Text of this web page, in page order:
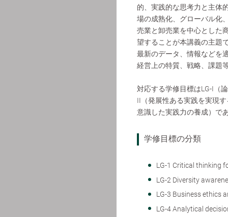
的、実践的な思考力と主体
場の成熟化、グローバル化
売業と卸売業を中心とした
望することが本講義の主題
最新のデータ、情報などを
経営上の特質、戦略、課題
対応する学修目標はLG-I（
II（発展性ある実践を実現
意識した実践力の養成）であ
学修目標の分類
LG-1 Critical thinking
LG-2 Diversity
LG-3 Business ethics
LG-4 Analytical